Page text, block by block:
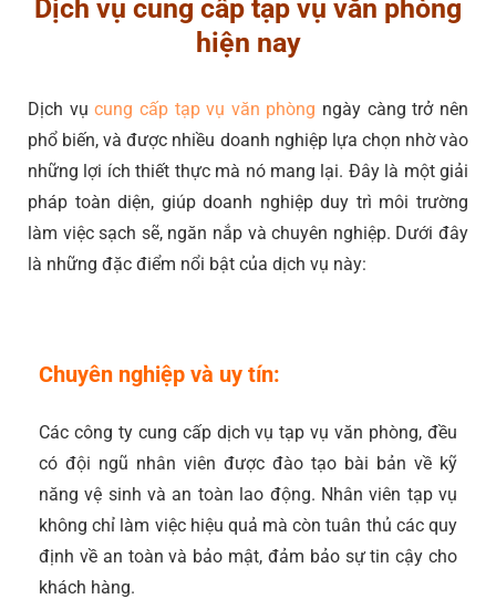
Dịch vụ cung cấp tạp vụ văn phòng
hiện nay
Dịch vụcung cấp tạp vụ văn phòng ngày càng trở nên
phổ biến, và được nhiều doanh nghiệp lựa chọn nhờ vào
những lợi ích thiết thực mà nó mang lại. Đây là một giải
pháp toàn diện, giúp doanh nghiệp duy trì môi trường
làm việc sạch sẽ, ngăn nắp và chuyên nghiệp. Dưới đây
là những đặc điểm nổi bật của dịch vụ này:
Chuyên nghiệp và uy tín:
Các công ty cung cấp dịch vụ tạp vụ văn phòng, đều
có đội ngũ nhân viên được đào tạo bài bản về kỹ
năng vệ sinh và an toàn lao động. Nhân viên tạp vụ
không chỉ làm việc hiệu quả mà còn tuân thủ các quy
định về an toàn và bảo mật, đảm bảo sự tin cậy cho
khách hàng.